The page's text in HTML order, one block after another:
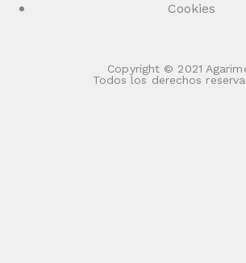
Copyright © 2021
Todos los derechos
Cookies